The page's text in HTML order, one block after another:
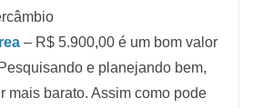
– R$ 5.900,00 é um bom valor
e planejando bem,
mais barato. Assim como pode